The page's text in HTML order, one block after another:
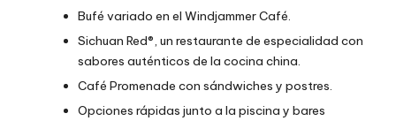
Bufé variado en el Windjammer Café.
Sichuan Red®, un restaurante de especialidad con
sabores auténticos de la cocina china.
Café Promenade con sándwiches y postres.
Opciones rápidas junto a la piscina y bares